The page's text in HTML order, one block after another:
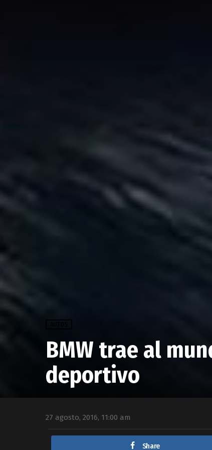
AUTOS
BMW trae al
deportivo
27 agosto, 2016, 11:00 am
Share